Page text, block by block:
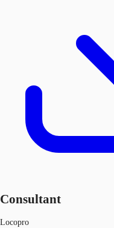
Consultant
Locopro